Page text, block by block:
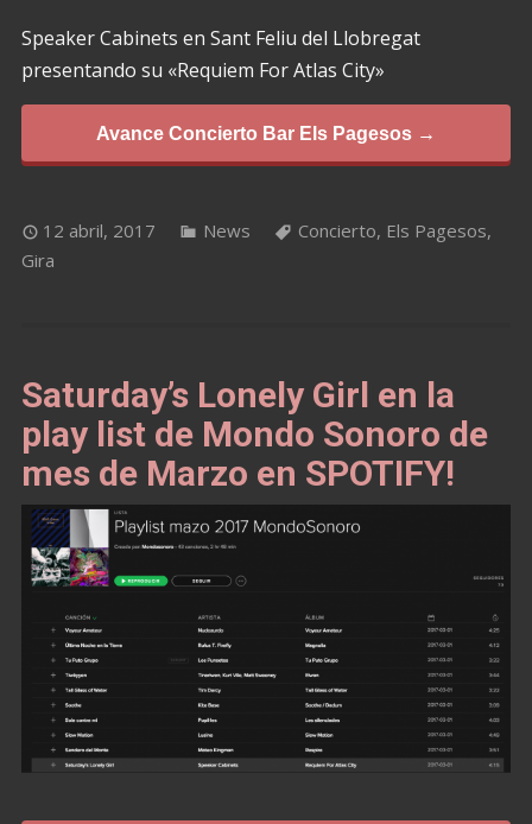
Speaker Cabinets en Sant Feliu del Llobregat
presentando su «Requiem For Atlas City»
Avance Concierto Bar Els Pagesos →
12 abril, 2017 News Concierto, Els Pagesos,
Gira
Saturday’s Lonely Girl en la
play list de Mondo Sonoro de
mes de Marzo en SPOTIFY!